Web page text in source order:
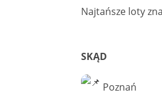
Najtańsze loty
SKĄD
Poznań